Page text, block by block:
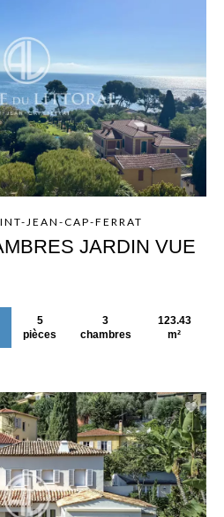
JEAN-CAP-FERRAT
JARDIN VUE
5
pièces
3
chambres
123.43
m²